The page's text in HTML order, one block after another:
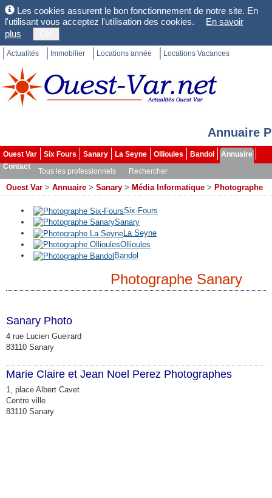
Les cookies assurent le bon fonctionnement de notre site. En
l'utilisant vous acceptez l'utilisation des cookies.
En savoir
plus
Actualités Immobilier Locations année Locations Vacances
Annuaire
Ouest Var Six Fours Sanary La Seyne Ollioules Bandol
Annuaire
Contact
Tous les professionnels Rechercher
Ouest Var > Annuaire > Sanary > Média Informatique > Photographe
Six-Fours
Sanary
La Seyne
Ollioules
Bandol
Photographe Sanary
Sanary Photo
4 rue Lucien Gueirard
83110 Sanary
Marie Claire et Jean Noel Perez Photographes
1, place Albert Cavet
Centre ville
83110 Sanary